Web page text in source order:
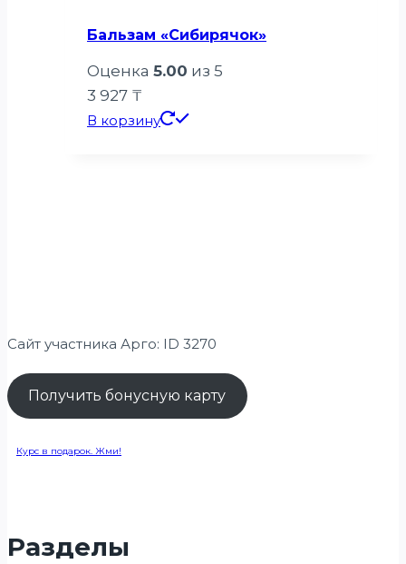
Бальзам «Сибирячок»
Оценка 5.00 из 5
3 927 ₸
В корзину
Сайт участника Арго: ID 3270
Получить бонусную карту
Курс в подарок. Жми!
Разделы